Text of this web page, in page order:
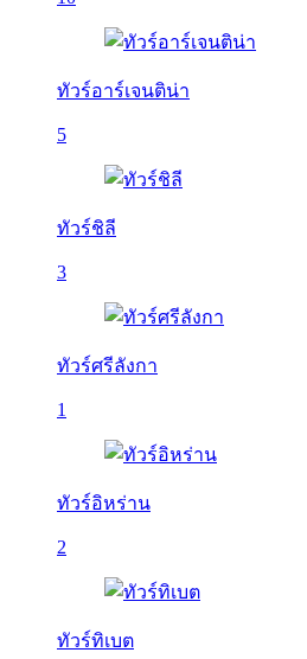
ทัวร์อาร์เจนติน่า
5
ทัวร์ชิลี
3
ทัวร์ศรีลังกา
1
ทัวร์อิหร่าน
2
ทัวร์ทิเบต